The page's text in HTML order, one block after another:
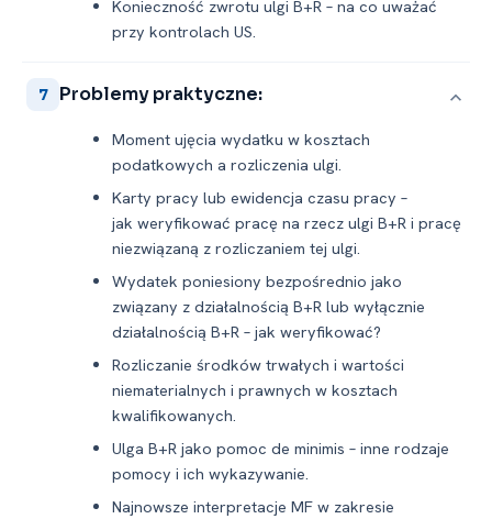
Konieczność zwrotu ulgi B+R – na co uważać
przy kontrolach US.
7 Problemy praktyczne:
Moment ujęcia wydatku w kosztach
podatkowych a rozliczenia ulgi.
Karty pracy lub ewidencja czasu pracy –
jak weryfikować pracę na rzecz ulgi B+R i pracę
niezwiązaną z rozliczaniem tej ulgi.
Wydatek poniesiony bezpośrednio jako
związany z działalnością B+R lub wyłącznie
działalnością B+R – jak weryfikować?
Rozliczanie środków trwałych i wartości
niematerialnych i prawnych w kosztach
kwalifikowanych.
Ulga B+R jako pomoc de minimis – inne rodzaje
pomocy i ich wykazywanie.
Najnowsze interpretacje MF w zakresie